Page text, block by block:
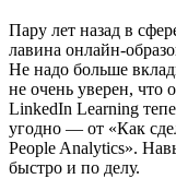
Пару лет назад в
лавина онлайн-
Не надо больше
не очень уверен, что
LinkedIn Learning
угодно — от «Как
People Analytics».
быстро и по делу.